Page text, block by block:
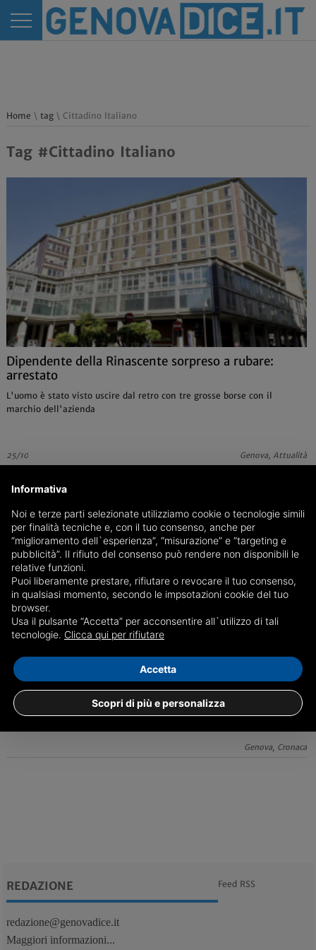
Home \ tag\ Cittadino Italiano
Tag #Cittadino Italiano
Dipendente della Rinascente sorpreso a rubare:
arrestato
L'uomo è stato visto uscire dal retro con tre grosse borse con il
marchio dell'azienda
25/10 Genova, Attualità
Arrestato pusher del centro cittadino
Sequestrate 60 dosi di cocaina e 4200 euro in contanti
Genova, Cronaca
REDAZIONE
redazione@genovadice.it
Maggiori informazioni...
Feed RSS
Informativa
Noi e terze parti selezionate utilizziamo cookie o tecnologie simili
per finalità tecniche e, con il tuo consenso, anche per
“miglioramento dell`esperienza”, “misurazione” e “targeting e
pubblicità”. Il rifiuto del consenso può rendere non disponibili le
relative funzioni.
Puoi liberamente prestare, rifiutare o revocare il tuo consenso,
in qualsiasi momento, secondo le impsotazioni cookie del tuo
browser.
Usa il pulsante “Accetta” per acconsentire all`utilizzo di tali
tecnologie. Clicca qui per rifiutare
Scopri di più e personalizza
Accetta